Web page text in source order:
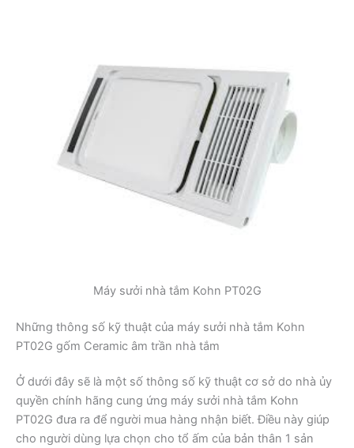
Máy sưởi nhà tắm Kohn PT02G
Những thông số kỹ thuật của máy sưởi nhà tắm Kohn
PT02G gốm Ceramic âm trần nhà tắm
Ở dưới đây sẽ là một số thông số kỹ thuật cơ sở do nhà ủy
quyền chính hãng cung ứng máy sưởi nhà tắm Kohn
PT02G đưa ra để người mua hàng nhận biết. Điều này giúp
cho người dùng lựa chọn cho tổ ấm của bản thân 1 sản